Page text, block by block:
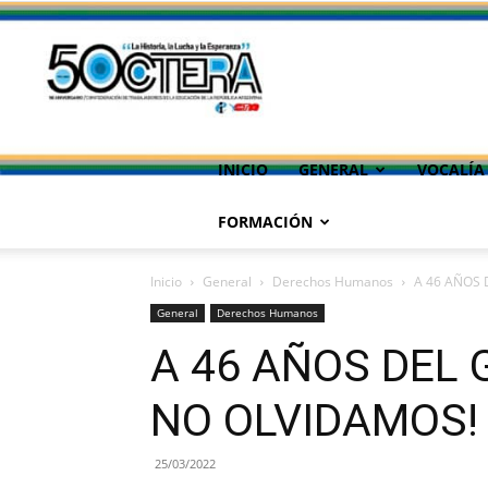
INICIO GENERAL
FORMACIÓN
Inicio General Derechos Humanos A 46 AÑOS
General Derechos Humanos
A 46 AÑOS DEL
NO OLVIDAMOS!
25/03/2022